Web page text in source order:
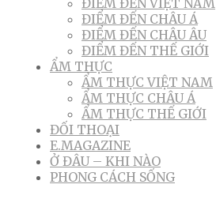
ĐIỂM ĐẾN VIỆT NAM
ĐIỂM ĐẾN CHÂU Á
ĐIỂM ĐẾN CHÂU ÂU
ĐIỂM ĐẾN THẾ GIỚI
ẨM THỰC
ẨM THỰC VIỆT NAM
ẨM THỰC CHÂU Á
ẨM THỰC THẾ GIỚI
ĐỐI THOẠI
E.MAGAZINE
Ở ĐÂU – KHI NÀO
PHONG CÁCH SỐNG